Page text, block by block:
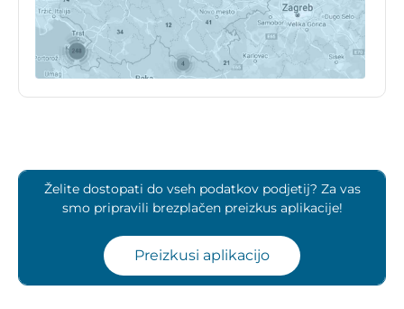
Želite dostopati do vseh podatkov podjetij? Za vas
smo pripravili brezplačen preizkus aplikacije!
Preizkusi aplikacijo